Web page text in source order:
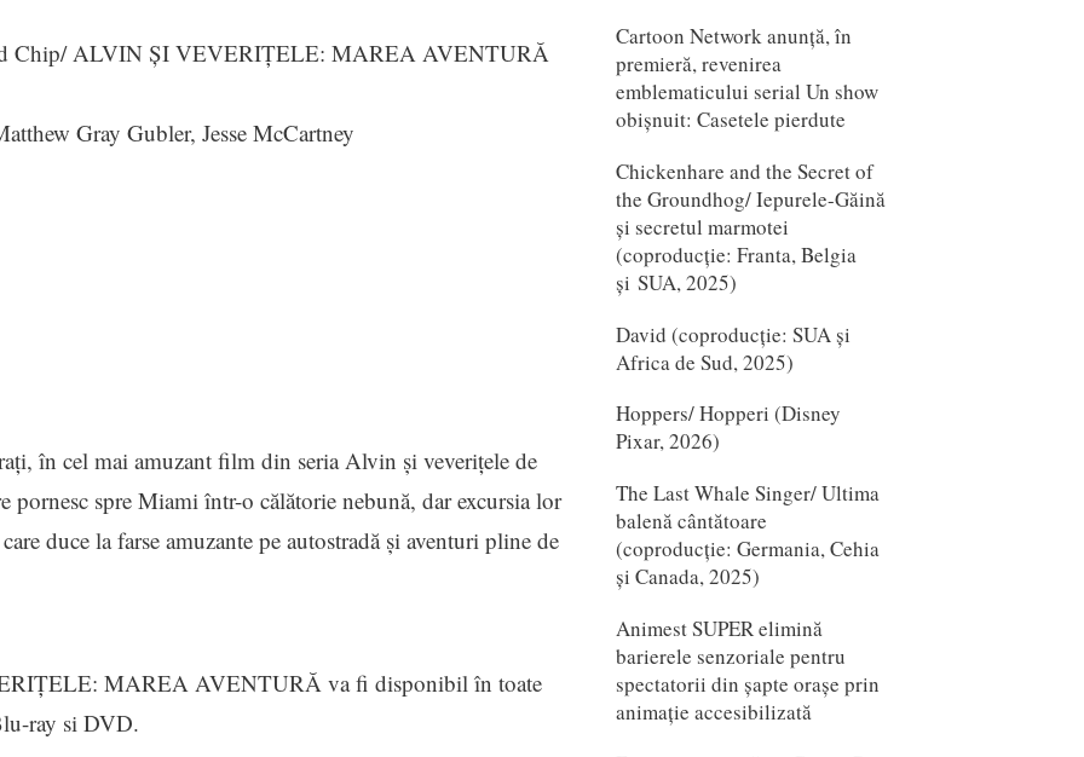
Chip/ ALVIN ȘI VEVERIȚELE: MAREA AVENTURĂ
Gray Gubler, Jesse McCartney
în cel mai amuzant film din seria Alvin şi veveriţele de
spre Miami într-o călătorie nebună, dar excursia lor
duce la farse amuzante pe autostradă şi aventuri pline de
MAREA AVENTURĂ va fi disponibil în toate
ray si DVD.
Cartoon Network anunță, în
premieră, revenirea
emblematicului serial Un show
obișnuit: Casetele pierdute
Chickenhare and the Secret of
the Groundhog/ Iepurele-Găină
și secretul marmotei
(coproducție: Franta, Belgia
și SUA, 2025)
David (coproducție: SUA și
Africa de Sud, 2025)
Hoppers/ Hopperi (Disney
Pixar, 2026)
The Last Whale Singer/ Ultima
balenă cântătoare
(coproducție: Germania, Cehia
și Canada, 2025)
Animest SUPER elimină
barierele senzoriale pentru
spectatorii din șapte orașe prin
animație accesibilizată